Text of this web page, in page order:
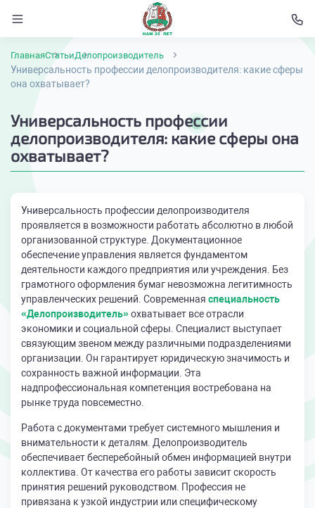
ГлавнаяСтатьиДелопроизводитель
Универсальность профессии делопроизводителя: какие сферы
она охватывает?
Универсальность профессии
делопроизводителя: какие сферы она
охватывает?
Универсальность профессии делопроизводителя
проявляется в возможности работать абсолютно в любой
организованной структуре. Документационное
обеспечение управления является фундаментом
деятельности каждого предприятия или учреждения. Без
грамотного оформления бумаг невозможна легитимность
управленческих решений. Современная специальность
«Делопроизводитель»охватывает все отрасли
экономики и социальной сферы. Специалист выступает
связующим звеном между различными подразделениями
организации. Он гарантирует юридическую значимость и
сохранность важной информации. Эта
надпрофессиональная компетенция востребована на
рынке труда повсеместно.
Работа с документами требует системного мышления и
внимательности к деталям. Делопроизводитель
обеспечивает бесперебойный обмен информацией внутри
коллектива. От качества его работы зависит скорость
принятия решений руководством. Профессия не
привязана к узкой индустрии или специфическому